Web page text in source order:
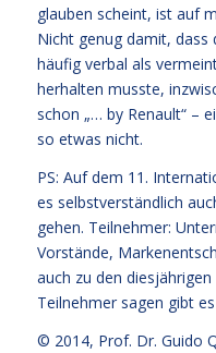
glauben scheint, ist auf
Nicht genug damit, dass
häufig verbal als
herhalten musste,
schon „… by Renault“ –
so etwas nicht.
PS: Auf dem 11.
es selbstverständlich
gehen. Teilnehmer:
Vorstände,
auch zu den
Teilnehmer sagen gibt
© 2014, Prof. Dr. Guido